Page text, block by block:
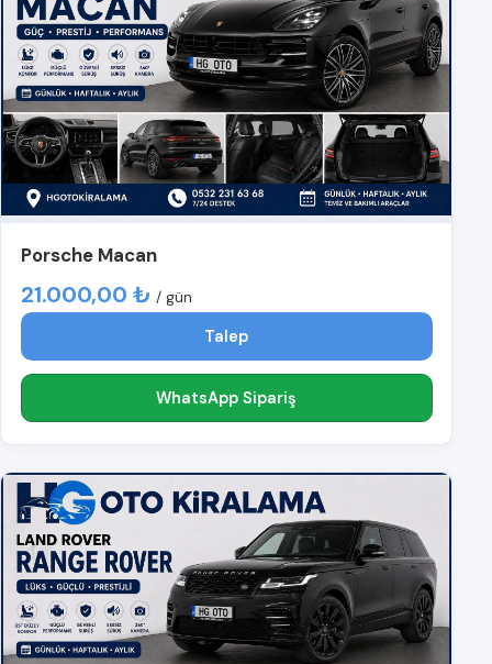
Porsche Macan
21.000,00 ₺ / gün
Talep
WhatsApp Sipariş